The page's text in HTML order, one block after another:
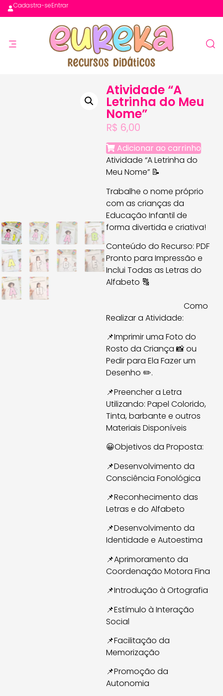
Cadastra-seEntrar
Atividade “A
Letrinha do Meu
Nome”
R$ 6,00
Adicionar ao carrinho
Atividade “A Letrinha do
Meu Nome” 📝
Trabalhe o nome próprio
com as crianças da
Educação Infantil de
forma divertida e criativa!
Conteúdo do Recurso: PDF
Pronto para Impressão e
Inclui Todas as Letras do
Alfabeto 🔠
Como
Realizar a Atividade:
📌Imprimir uma Foto do
Rosto da Criança 📸 ou
Pedir para Ela Fazer um
Desenho ✏️.
📌Preencher a Letra
Utilizando: Papel Colorido,
Tinta, barbante e outros
Materiais Disponíveis
😀Objetivos da Proposta:
📌Desenvolvimento da
Consciência Fonológica
📌Reconhecimento das
Letras e do Alfabeto
📌Desenvolvimento da
Identidade e Autoestima
📌Aprimoramento da
Coordenação Motora Fina
📌Introdução à Ortografia
📌Estímulo à Interação
Social
📌Facilitação da
Memorização
📌Promoção da
Autonomia